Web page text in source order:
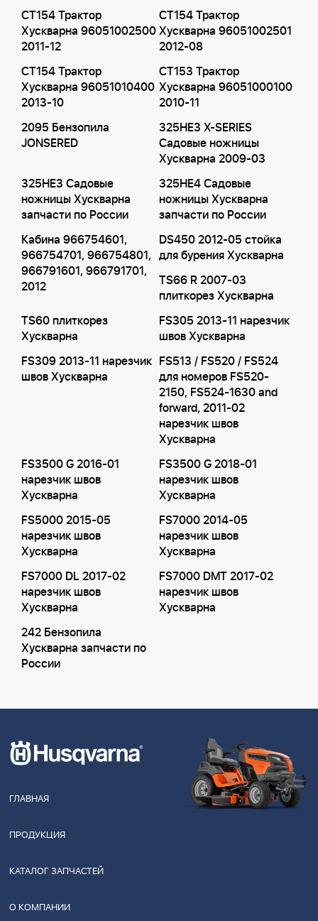
CT154 Трактор
Хускварна 96051002500
2011-12
CT154 Трактор
Хускварна 96051002501
2012-08
CT154 Трактор
Хускварна 96051010400
2013-10
CT153 Трактор
Хускварна 96051000100
2010-11
2095 Бензопила
JONSERED
325HE3 X-SERIES
Садовые ножницы
Хускварна 2009-03
325HE3 Садовые
ножницы Хускварна
запчасти по России
325HE4 Садовые
ножницы Хускварна
запчасти по России
Кабина 966754601,
966754701, 966754801,
966791601, 966791701,
2012
DS450 2012-05 стойка
для бурения Хускварна
TS66 R 2007-03
плиткорез Хускварна
TS60 плиткорез
Хускварна
FS305 2013-11 нарезчик
швов Хускварна
FS309 2013-11 нарезчик
швов Хускварна
FS513 / FS520 / FS524
для номеров FS520-
2150, FS524-1630 and
forward, 2011-02
нарезчик швов
Хускварна
FS3500 G 2016-01
нарезчик швов
Хускварна
FS3500 G 2018-01
нарезчик швов
Хускварна
FS5000 2015-05
нарезчик швов
Хускварна
FS7000 2014-05
нарезчик швов
Хускварна
FS7000 DL 2017-02
нарезчик швов
Хускварна
FS7000 DMT 2017-02
нарезчик швов
Хускварна
242 Бензопила
Хускварна запчасти по
России
ГЛАВНАЯ
ПРОДУКЦИЯ
КАТАЛОГ ЗАПЧАСТЕЙ
О КОМПАНИИ